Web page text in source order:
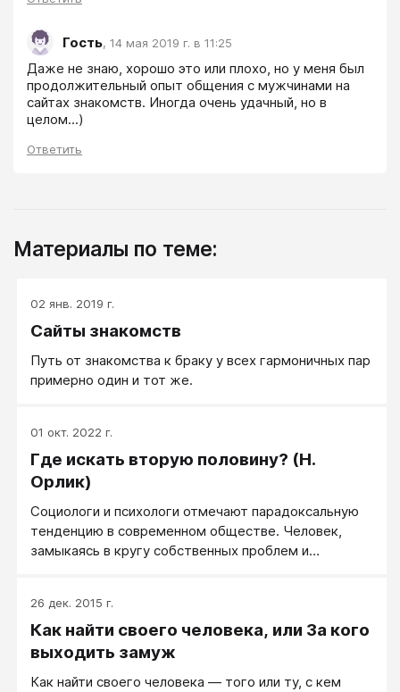
Гость, 14 мая 2019 г. в 11:25
Даже не знаю, хорошо это или плохо, но у меня был
продолжительный опыт общения с мужчинами на
сайтах знакомств. Иногда очень удачный, но в
целом...)
Ответить
Материалы по теме:
02 янв. 2019 г.
Сайты знакомств
Путь от знакомства к браку у всех гармоничных пар
примерно один и тот же.
01 окт. 2022 г.
Где искать вторую половину? (Н.
Орлик)
Социологи и психологи отмечают парадоксальную
тенденцию в современном обществе. Человек,
замыкаясь в кругу собственных проблем и
знакомство с человеком надежным и достойным.
Раньше все было значительно проще...
26 дек. 2015 г.
Как найти своего человека, или За кого
выходить замуж
Как найти своего человека — того или ту, с кем